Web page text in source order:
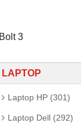
3
LAPTOP
Laptop HP (301)
Laptop Dell (292)